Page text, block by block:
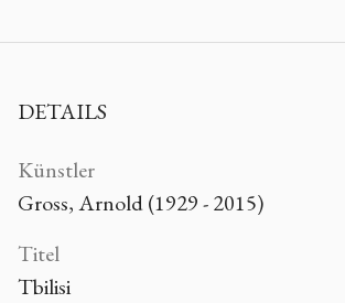
DETAILS
Künstler
Gross, Arnold (1929 - 2015)
Titel
Tbilisi